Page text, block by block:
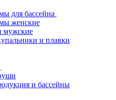
для бассейна
женские
мужские
и плавки
и бассейны